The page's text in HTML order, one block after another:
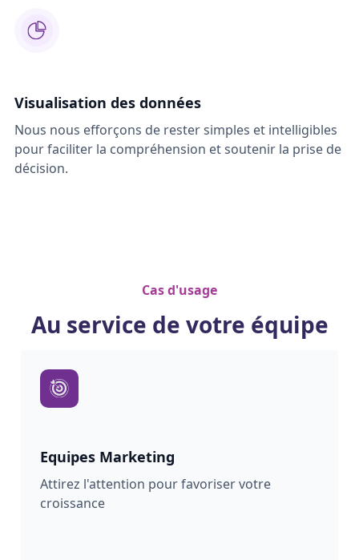
Visualisation des données
Nous nous efforçons de rester simples et intelligibles
pour faciliter la compréhension et soutenir la prise de
décision.
Cas d'usage
Au service de votre équipe
Equipes Marketing
Attirez l'attention pour favoriser votre
croissance